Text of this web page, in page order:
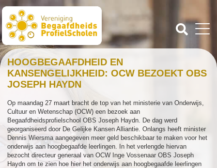
HOOGBEGAAFDHEID EN
KANSENGELIJKHEID: OCW BEZOEKT OBS
JOSEPH HAYDN
Op maandag 27 maart bracht de top van het ministerie van Onderwijs,
Cultuur en Wetenschap (OCW) een bezoek aan
Begaafdheidsprofielschool OBS Joseph Haydn. De dag werd
georganiseerd door De Gelijke Kansen Alliantie. Onlangs heeft minister
Dennis Wiersma aangegeven meer geld beschikbaar te maken voor het
onderwijs aan hoogbegaafde leerlingen. In het verlengde hiervan
bezocht directeur generaal van OCW Inge Vossenaar OBS Joseph
Haydn om te zien hoe hier het onderwijs aan hoogbegaafde leerlingen